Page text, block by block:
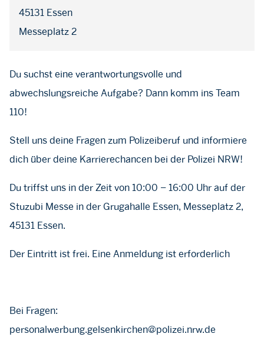
45131 Essen
Messeplatz 2
Du suchst eine verantwortungsvolle und
abwechslungsreiche Aufgabe? Dann komm ins Team
110!
Stell uns deine Fragen zum Polizeiberuf und informiere
dich über deine Karrierechancen bei der Polizei NRW!
Du triffst uns in der Zeit von 10:00 – 16:00 Uhr auf der
Stuzubi Messe in der Grugahalle Essen, Messeplatz 2,
45131 Essen.
Der Eintritt ist frei. Eine Anmeldung ist erforderlich
Bei Fragen:
personalwerbung.gelsenkirchen@polizei.nrw.de